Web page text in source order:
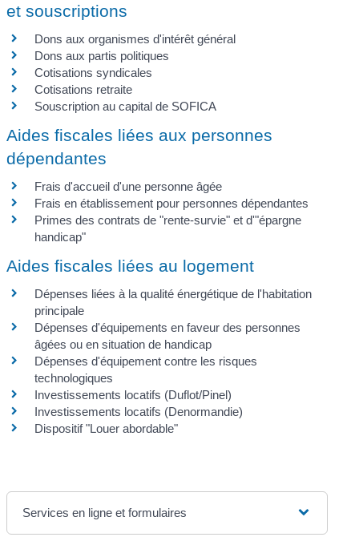
et souscriptions
Dons aux organismes d'intérêt général
Dons aux partis politiques
Cotisations syndicales
Cotisations retraite
Souscription au capital de SOFICA
Aides fiscales liées aux personnes
dépendantes
Frais d'accueil d'une personne âgée
Frais en établissement pour personnes dépendantes
Primes des contrats de "rente-survie" et d'"épargne
handicap"
Aides fiscales liées au logement
Dépenses liées à la qualité énergétique de l'habitation
principale
Dépenses d'équipements en faveur des personnes
âgées ou en situation de handicap
Dépenses d'équipement contre les risques
technologiques
Investissements locatifs (Duflot/Pinel)
Investissements locatifs (Denormandie)
Dispositif "Louer abordable"
Services en ligne et formulaires